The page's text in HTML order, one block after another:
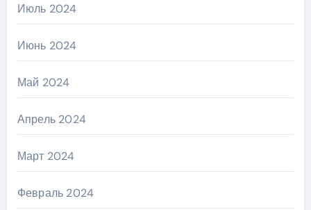
Июль 2024
Июнь 2024
Май 2024
Апрель 2024
Март 2024
Февраль 2024